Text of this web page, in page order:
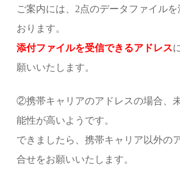
ご案内には、2点のデータファイル
おります。
添付ファイルを受信できるアドレス
願いいたします。
②携帯キャリアのアドレスの場合、
能性が高いようです。
できましたら、携帯キャリア以外の
合せをお願いいたします。